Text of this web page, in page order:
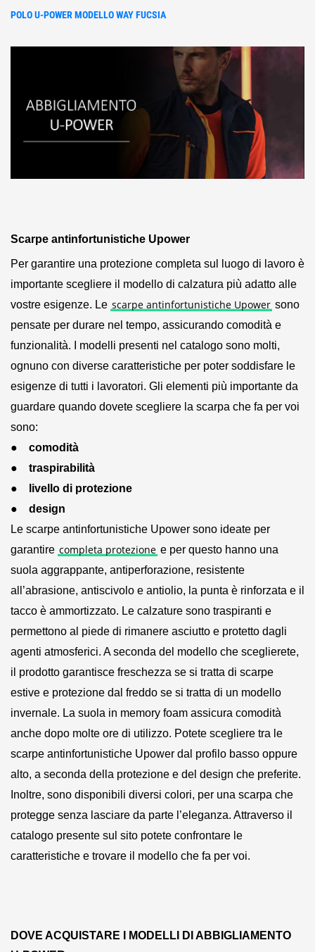
POLO U-POWER MODELLO WAY FUCSIA
Scarpe antinfortunistiche Upower
Per garantire una protezione completa sul luogo di lavoro è
importante scegliere il modello di calzatura più adatto alle
vostre esigenze. Le scarpe antinfortunistiche Upower sono
pensate per durare nel tempo, assicurando comodità e
funzionalità. I modelli presenti nel catalogo sono molti,
ognuno con diverse caratteristiche per poter soddisfare le
esigenze di tutti i lavoratori. Gli elementi più importante da
guardare quando dovete scegliere la scarpa che fa per voi
sono:
● comodità
● traspirabilità
● livello di protezione
● design
Le scarpe antinfortunistiche Upower sono ideate per
garantire completa protezione e per questo hanno una
suola aggrappante, antiperforazione, resistente
all’abrasione, antiscivolo e antiolio, la punta è rinforzata e il
tacco è ammortizzato. Le calzature sono traspiranti e
permettono al piede di rimanere asciutto e protetto dagli
agenti atmosferici. A seconda del modello che sceglierete,
il prodotto garantisce freschezza se si tratta di scarpe
estive e protezione dal freddo se si tratta di un modello
invernale. La suola in memory foam assicura comodità
anche dopo molte ore di utilizzo. Potete scegliere tra le
scarpe antinfortunistiche Upower dal profilo basso oppure
alto, a seconda della protezione e del design che preferite.
Inoltre, sono disponibili diversi colori, per una scarpa che
protegge senza lasciare da parte l’eleganza. Attraverso il
catalogo presente sul sito potete confrontare le
caratteristiche e trovare il modello che fa per voi.
DOVE ACQUISTARE I MODELLI DI ABBIGLIAMENTO